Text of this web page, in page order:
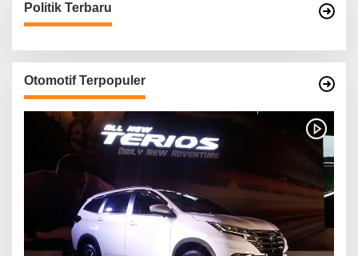
Politik Terbaru
Otomotif Terpopuler